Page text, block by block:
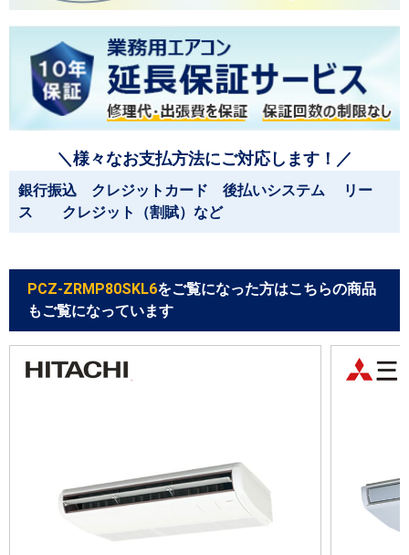
＼様々なお支払方法にご対応します！／
銀行振込 クレジットカード 後払いシステム リー
ス クレジット（割賦）など
PCZ-ZRMP80SKL6をご覧になった方はこちらの商品
もご覧になっています